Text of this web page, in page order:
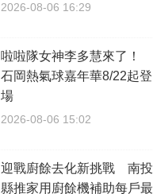
2026-08-06 16:29
啦啦隊女神李多慧來了！
石岡熱氣球嘉年華8/22起登
場
2026-08-06 15:02
迎戰廚餘去化新挑戰 南投
縣推家用廚餘機補助每戶最